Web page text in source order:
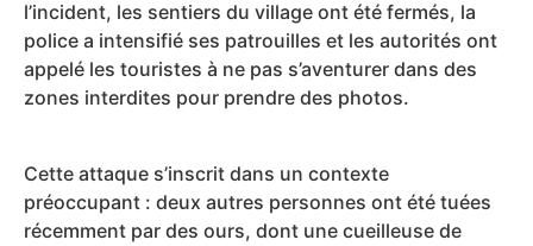
l’incident, les sentiers du village ont été fermés, la
police a intensifié ses patrouilles et les autorités ont
appelé les touristes à ne pas s’aventurer dans des
zones interdites pour prendre des photos.
Cette attaque s’inscrit dans un contexte
préoccupant : deux autres personnes ont été tuées
récemment par des ours, dont une cueilleuse de